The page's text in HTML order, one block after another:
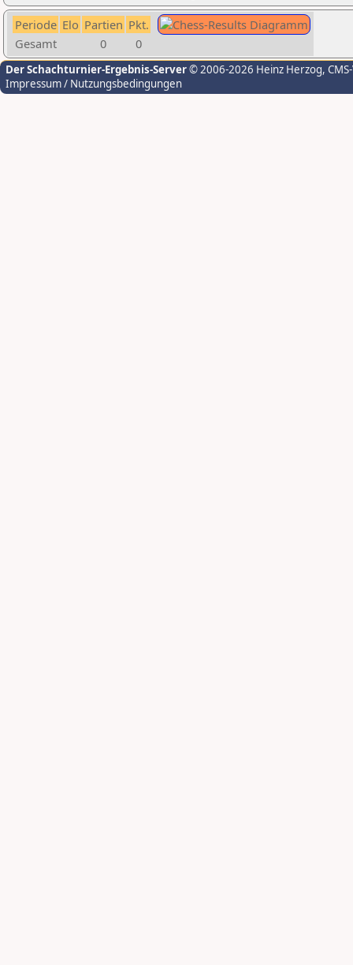
Periode Elo Partien Pkt.
Gesamt
0 0
Der Schachturnier-Ergebnis-Server© 2006-2026 Heinz Herzog,
Impressum / Nutzungsbedingungen